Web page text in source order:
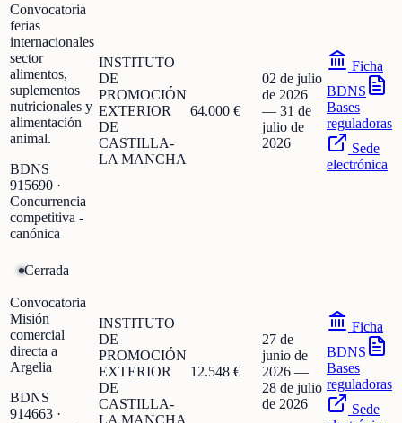
Convocatoria
ferias
internacionales
sector
alimentos,
suplementos
nutricionales y
alimentación
animal.
BDNS
915690 ·
Concurrencia
competitiva -
canónica
INSTITUTO
DE
PROMOCIÓN
EXTERIOR
DE
CASTILLA-
LA MANCHA
64.000 €
02 de julio
de 2026
— 31 de
julio de
2026
Ficha
BDNS
Bases
reguladoras
Sede
electrónica
Cerrada
Convocatoria
Misión
comercial
directa a
Argelia
BDNS
914663 ·
INSTITUTO
DE
PROMOCIÓN
EXTERIOR
DE
CASTILLA-
12.548 €
27 de
junio de
2026 —
28 de julio
de 2026
Ficha
BDNS
Bases
reguladoras
Sede